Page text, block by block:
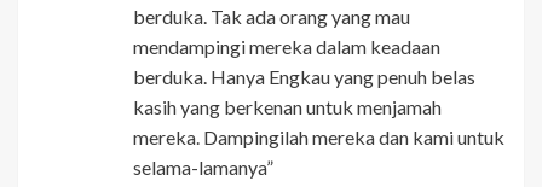
berduka. Tak ada orang yang mau
mendampingi mereka dalam keadaan
berduka. Hanya Engkau yang penuh belas
kasih yang berkenan untuk menjamah
mereka. Dampingilah mereka dan kami untuk
selama-lamanya”